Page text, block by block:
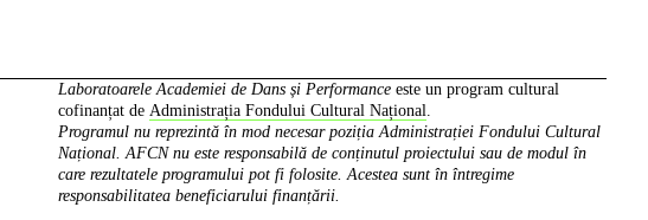
Laboratoarele Academiei de Dans și Performanceeste un program cultural
cofinanțat de Administrația Fondului Cultural Național.
Programul nu reprezintă în mod necesar poziția Administrației Fondului Cultural
Național. AFCN nu este responsabilă de conținutul proiectului sau de modul în
care rezultatele programului pot fi folosite. Acestea sunt în întregime
responsabilitatea beneficiarului finanțării.